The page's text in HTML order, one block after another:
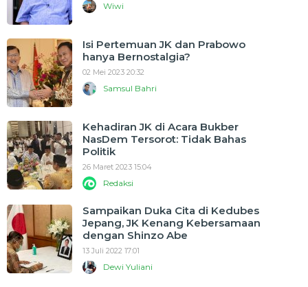
Wiwi
Isi Pertemuan JK dan Prabowo
hanya Bernostalgia?
02 Mei 2023 20:32
Samsul Bahri
Kehadiran JK di Acara Bukber
NasDem Tersorot: Tidak Bahas
Politik
26 Maret 2023 15:04
Redaksi
Sampaikan Duka Cita di Kedubes
Jepang, JK Kenang Kebersamaan
dengan Shinzo Abe
13 Juli 2022 17:01
Dewi Yuliani